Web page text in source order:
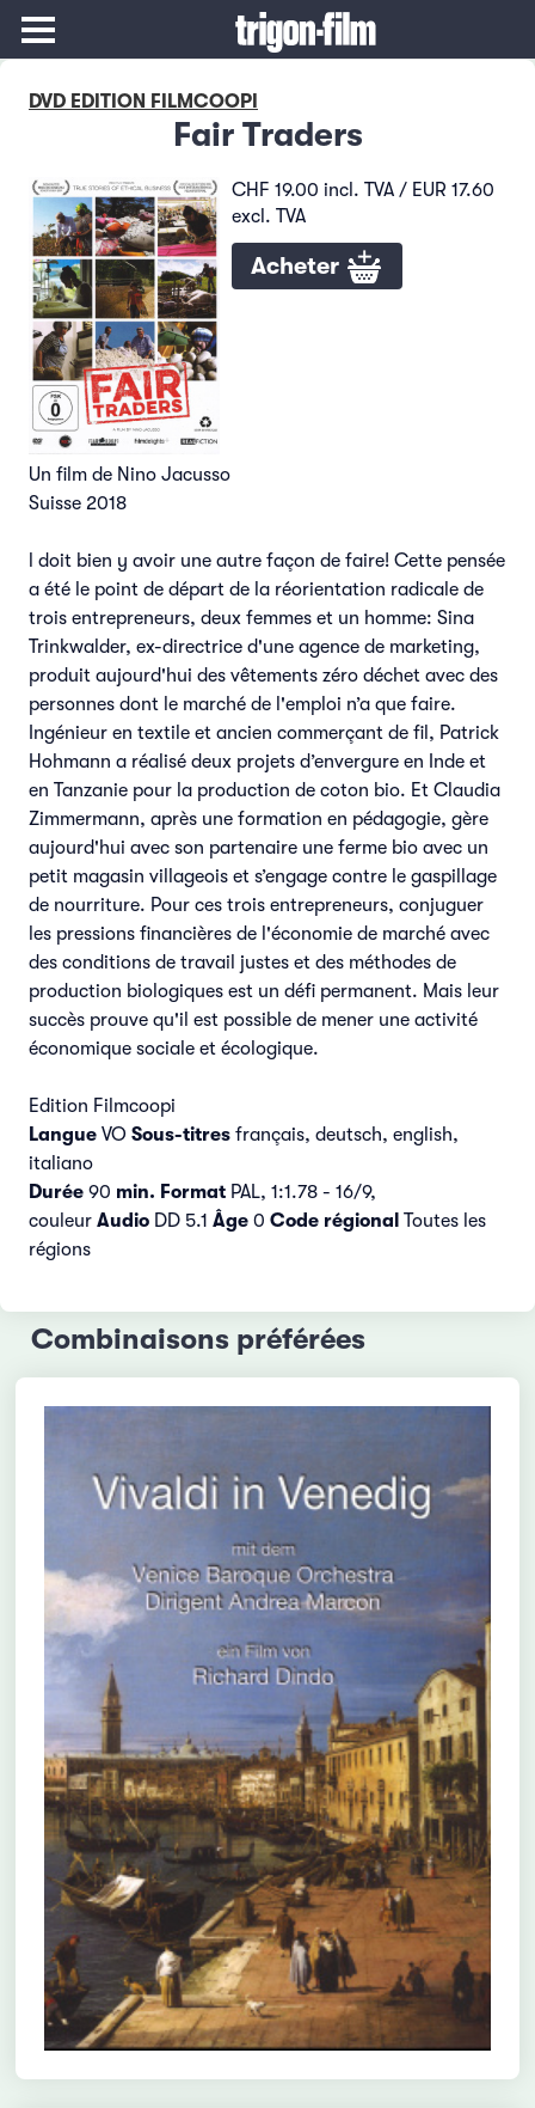
DVD EDITION FILMCOOPI
Fair Traders
CHF 19.00 incl. TVA / EUR 17.60
excl. TVA
Acheter
Un film de Nino Jacusso
Suisse 2018
l doit bien y avoir une autre façon de faire! Cette pensée
a été le point de départ de la réorientation radicale de
trois entrepreneurs, deux femmes et un homme: Sina
Trinkwalder, ex-directrice d'une agence de marketing,
produit aujourd'hui des vêtements zéro déchet avec des
personnes dont le marché de l'emploi n’a que faire.
Ingénieur en textile et ancien commerçant de fil, Patrick
Hohmann a réalisé deux projets d’envergure en Inde et
en Tanzanie pour la production de coton bio. Et Claudia
Zimmermann, après une formation en pédagogie, gère
aujourd'hui avec son partenaire une ferme bio avec un
petit magasin villageois et s’engage contre le gaspillage
de nourriture. Pour ces trois entrepreneurs, conjuguer
les pressions financières de l'économie de marché avec
des conditions de travail justes et des méthodes de
production biologiques est un défi permanent. Mais leur
succès prouve qu'il est possible de mener une activité
économique sociale et écologique.
Edition Filmcoopi
Langue VO Sous-titres français, deutsch, english,
italiano
Durée 90 min. Format PAL, 1:1.78 - 16/9,
couleur Audio DD 5.1 Âge 0 Code régional Toutes les
régions
Combinaisons préférées